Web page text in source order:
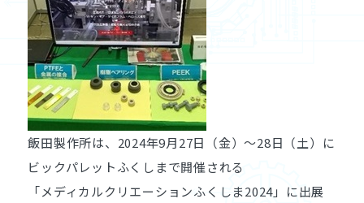
飯田製作所は、2024年9月27日（金）～28日（土）に
ビックパレットふくしまで開催される
「メディカルクリエーションふくしま2024」に出展